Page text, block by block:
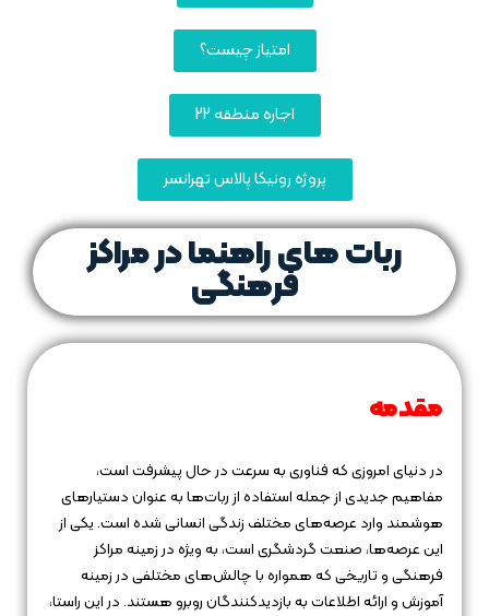
امتیاز چیست؟
اجاره منطقه 22
پروژه رونیکا پالاس تهرانسر
ربات‌ های راهنما در مراکز
فرهنگی
مقدمه
در دنیای امروزی که فناوری به سرعت در حال پیشرفت است،
مفاهیم جدیدی از جمله استفاده از ربات‌ها به عنوان دستیارهای
هوشمند وارد عرصه‌های مختلف زندگی انسانی شده است. یکی از
این عرصه‌ها، صنعت گردشگری است، به ویژه در زمینه مراکز
فرهنگی و تاریخی که همواره با چالش‌های مختلفی در زمینه
آموزش و ارائه اطلاعات به بازدیدکنندگان روبرو هستند. در این راستا،